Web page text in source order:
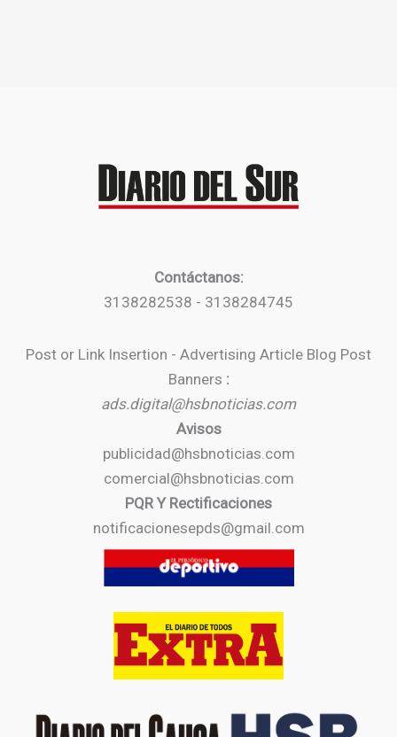
Contáctanos:
3138282538 - 3138284745
Post or Link Insertion - Advertising Article Blog Post
Banners :
ads.digital@hsbnoticias.com
Avisos
publicidad@hsbnoticias.com
comercial@hsbnoticias.com
PQR Y Rectificaciones
notificacionesepds@gmail.com